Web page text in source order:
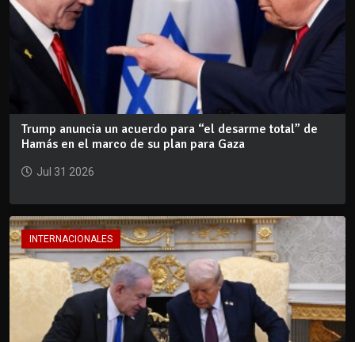
Trump anuncia un acuerdo para “el desarme total” de
Hamás en el marco de su plan para Gaza
Jul 31 2026
INTERNACIONALES